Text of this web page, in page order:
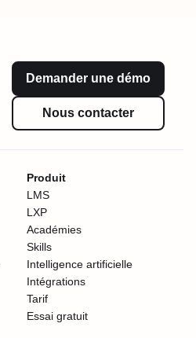
Demander une démo
Nous contacter
Produit
LMS
LXP
Académies
Skills
Intelligence artificielle
Intégrations
Tarif
Essai gratuit